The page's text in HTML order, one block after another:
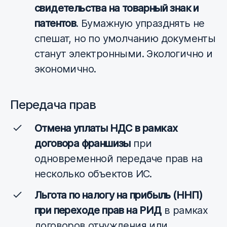
свидетельства на товарный знак и
патентов. Бумажную упразднять не
спешат, но по умолчанию документы
станут электронными. Экологично и
экономично.
Передача прав
Отмена уплаты НДС в рамках
договора франшизыпри
одновременной передаче прав на
несколько объектов ИС.
Льгота по налогу на прибыль (ННП)
при переходе прав на РИДв рамках